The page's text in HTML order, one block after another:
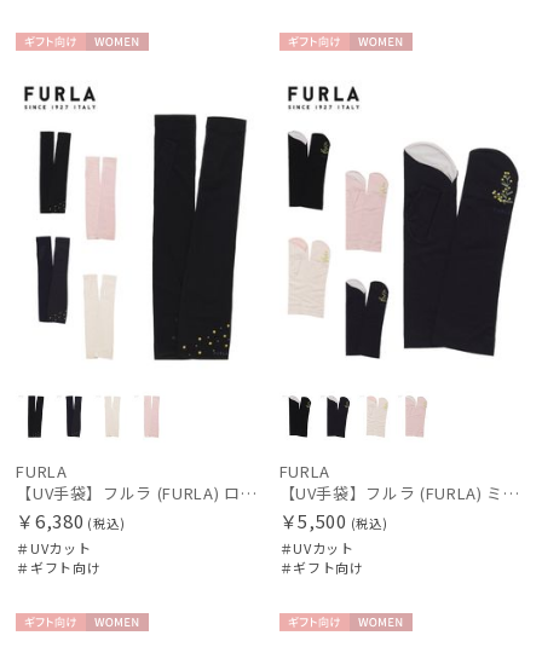
向け
N
FURLA
【UV手袋】フルラ (FURLA) ロング ＵＶ手袋 ミモザ 指無し 接触冷感
￥6,380 (税込)
＃UVカット
＃ギフト向け
向け
N
FURLA
【UV手袋】フルラ (FURLA) ミディアム ＵＶ手袋 ミモザ 指無し 接触冷感
￥5,500 (税込)
＃UVカット
＃ギフト向け